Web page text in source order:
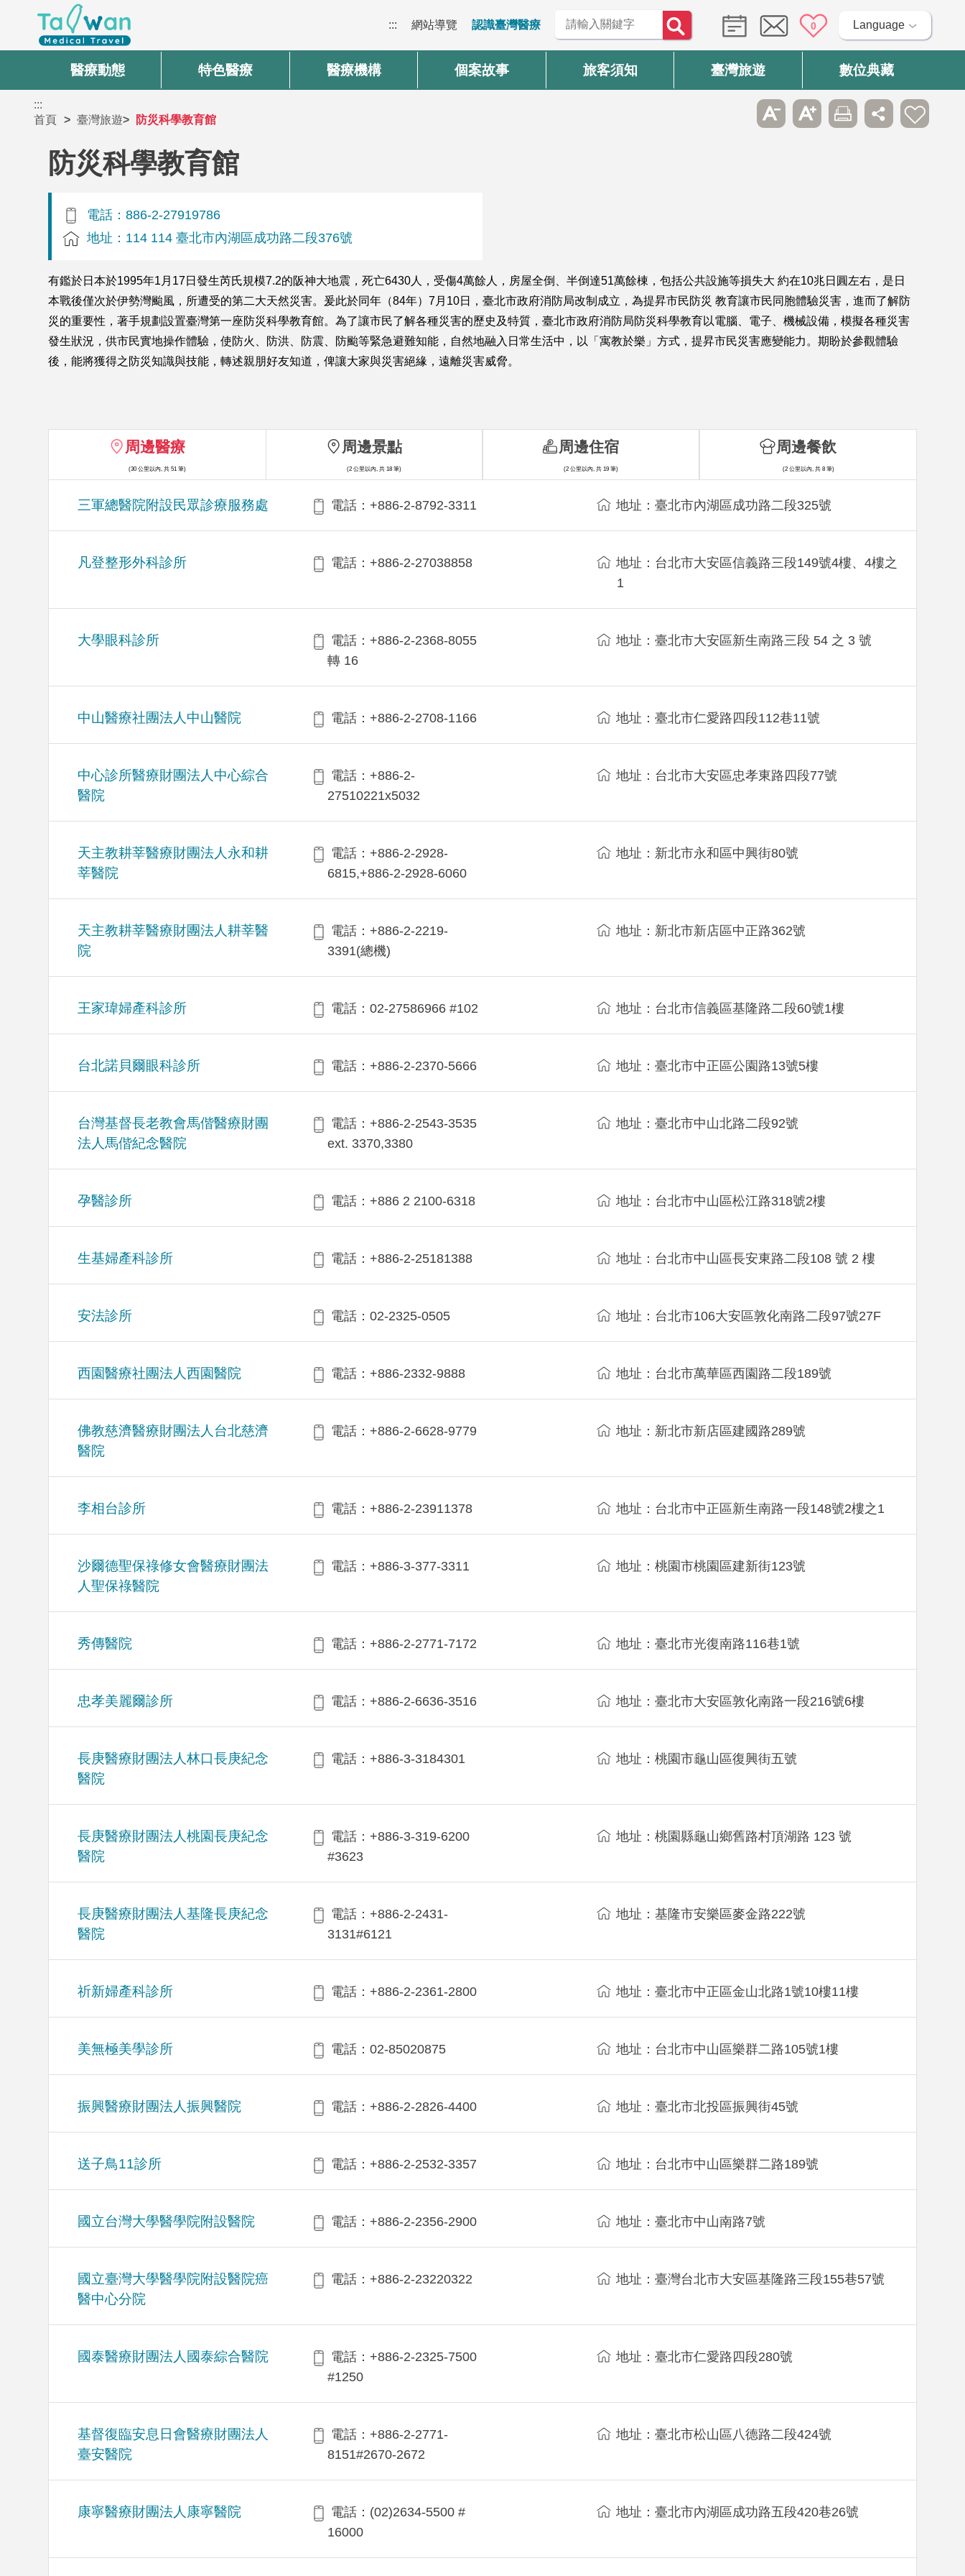
::: 網站導覽 認識臺灣醫療 0 Language
醫療動態 特色醫療 醫療機構 個案故事 旅客須知 臺灣旅遊 數位典藏
:::
首頁
臺灣旅遊 防災科學教育館
防災科學教育館
電話：886-2-27919786
地址：114 114 臺北市內湖區成功路二段376號
有鑑於日本於1995年1月17日發生芮氏規模7.2的阪神大地震，死亡6430人，受傷4萬餘人，房屋全倒、半倒達51萬餘棟，包括公共設施等損失大 約在10兆日圓左右，是日
本戰後僅次於伊勢灣颱風，所遭受的第二大天然災害。爰此於同年（84年）7月10日，臺北市政府消防局改制成立，為提昇市民防災 教育讓市民同胞體驗災害，進而了解防
災的重要性，著手規劃設置臺灣第一座防災科學教育館。為了讓市民了解各種災害的歷史及特質，臺北市政府消防局防災科學教育以電腦、電子、機械設備，模擬各種災害
發生狀況，供市民實地操作體驗，使防火、防洪、防震、防颱等緊急避難知能，自然地融入日常生活中，以「寓教於樂」方式，提昇市民災害應變能力。期盼於參觀體驗
後，能將獲得之防災知識與技能，轉述親朋好友知道，俾讓大家與災害絕緣，遠離災害威脅。
周邊醫療
(30 公里以內, 共 51 筆)
三軍總醫院附設民眾診療服務處 電話：+886-2-8792-3311 地址：臺北市內湖區成功路二段325號
凡登整形外科診所 電話：+886-2-27038858
地址：台北市大安區信義路三段149號4樓、4樓之
1
大學眼科診所
電話：+886-2-2368-8055
轉 16
地址：臺北市大安區新生南路三段 54 之 3 號
中山醫療社團法人中山醫院 電話：+886-2-2708-1166 地址：臺北市仁愛路四段112巷11號
中心診所醫療財團法人中心綜合
醫院
電話：+886-2-
27510221x5032
地址：台北市大安區忠孝東路四段77號
天主教耕莘醫療財團法人永和耕
莘醫院
電話：+886-2-2928-
6815,+886-2-2928-6060
地址：新北市永和區中興街80號
天主教耕莘醫療財團法人耕莘醫
院
電話：+886-2-2219-
3391(總機)
地址：新北市新店區中正路362號
王家瑋婦產科診所 電話：02-27586966 #102 地址：台北市信義區基隆路二段60號1樓
台北諾貝爾眼科診所 電話：+886-2-2370-5666 地址：臺北市中正區公園路13號5樓
台灣基督長老教會馬偕醫療財團
法人馬偕紀念醫院
電話：+886-2-2543-3535
ext. 3370,3380
地址：臺北市中山北路二段92號
孕醫診所 電話：+886 2 2100-6318 地址：台北市中山區松江路318號2樓
生基婦產科診所 電話：+886-2-25181388 地址：台北市中山區長安東路二段108 號 2 樓
安法診所 電話：02-2325-0505 地址：台北市106大安區敦化南路二段97號27F
西園醫療社團法人西園醫院 電話：+886-2332-9888 地址：台北市萬華區西園路二段189號
佛教慈濟醫療財團法人台北慈濟
醫院
電話：+886-2-6628-9779 地址：新北市新店區建國路289號
李相台診所 電話：+886-2-23911378 地址：台北市中正區新生南路一段148號2樓之1
沙爾德聖保祿修女會醫療財團法
人聖保祿醫院
電話：+886-3-377-3311 地址：桃園市桃園區建新街123號
秀傳醫院 電話：+886-2-2771-7172 地址：臺北市光復南路116巷1號
忠孝美麗爾診所 電話：+886-2-6636-3516 地址：臺北市大安區敦化南路一段216號6樓
長庚醫療財團法人林口長庚紀念
醫院
電話：+886-3-3184301 地址：桃園市龜山區復興街五號
長庚醫療財團法人桃園長庚紀念
醫院
電話：+886-3-319-6200
#3623
地址：桃園縣龜山鄉舊路村頂湖路 123 號
長庚醫療財團法人基隆長庚紀念
醫院
電話：+886-2-2431-
3131#6121
地址：基隆市安樂區麥金路222號
祈新婦產科診所 電話：+886-2-2361-2800 地址：臺北市中正區金山北路1號10樓11樓
美無極美學診所 電話：02-85020875 地址：台北市中山區樂群二路105號1樓
振興醫療財團法人振興醫院 電話：+886-2-2826-4400 地址：臺北市北投區振興街45號
送子鳥11診所 電話：+886-2-2532-3357 地址：台北巿中山區樂群二路189號
國立台灣大學醫學院附設醫院 電話：+886-2-2356-2900 地址：臺北市中山南路7號
國立臺灣大學醫學院附設醫院癌
醫中心分院
電話：+886-2-23220322 地址：臺灣台北市大安區基隆路三段155巷57號
國泰醫療財團法人國泰綜合醫院
電話：+886-2-2325-7500
#1250
地址：臺北市仁愛路四段280號
基督復臨安息日會醫療財團法人
臺安醫院
電話：+886-2-2771-
8151#2670-2672
地址：臺北市松山區八德路二段424號
康寧醫療財團法人康寧醫院
電話：(02)2634-5500 #
16000
地址：臺北市內湖區成功路五段420巷26號
周邊景點
(2 公里以內, 共 18 筆)
周邊住宿
(2 公里以內, 共 19 筆)
周邊餐飲
(2 公里以內, 共 8 筆)